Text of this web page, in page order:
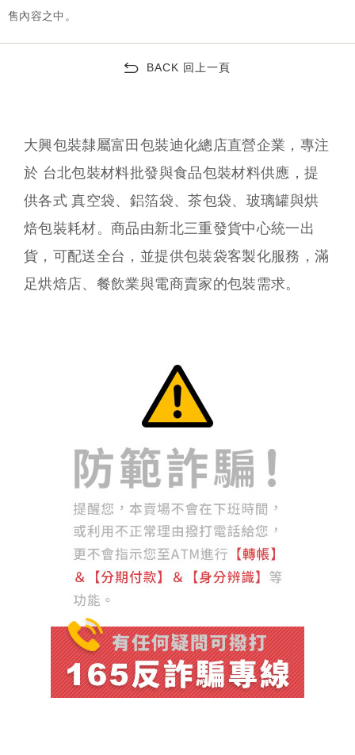
BACK 回上一頁
大興包裝隸屬富田包裝迪化總店直營企業，專注
於 台北包裝材料批發與食品包裝材料供應，提
供各式 真空袋、鋁箔袋、茶包袋、玻璃罐與烘
焙包裝耗材。商品由新北三重發貨中心統一出
貨，可配送全台，並提供包裝袋客製化服務，滿
足烘焙店、餐飲業與電商賣家的包裝需求。